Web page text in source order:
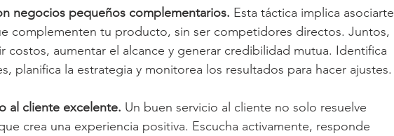
negocios pequeños complementarios. Esta táctica implica asociarte
complementen tu producto, sin ser competidores directos. Juntos,
costos, aumentar el alcance y generar credibilidad mutua. Identifica
planifica la estrategia y monitorea los resultados para hacer ajustes.
al cliente excelente. Un buen servicio al cliente no solo resuelve
crea una experiencia positiva. Escucha activamente, responde